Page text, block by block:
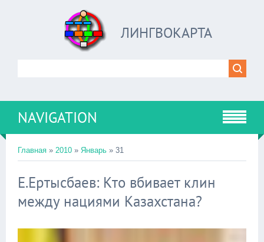
ЛИНГВОКАРТА
NAVIGATION
Главная » 2010 » Январь » 31
Е.Ертысбаев: Кто вбивает клин
между нациями Казахстана?